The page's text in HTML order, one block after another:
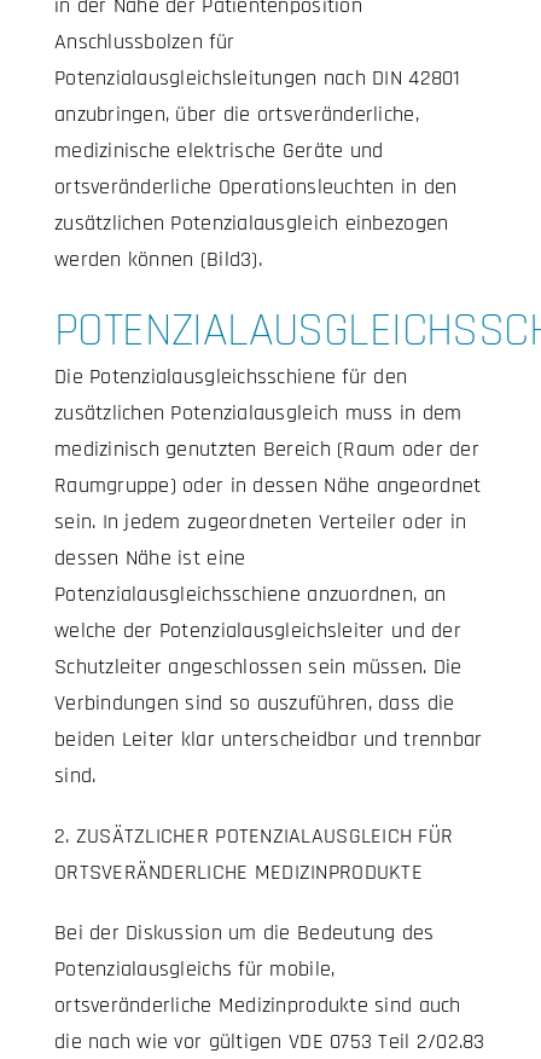
in der Nähe der Patientenposition
Anschlussbolzen für
Potenzialausgleichsleitungen nach DIN 42801
anzubringen, über die ortsveränderliche,
medizinische elektrische Geräte und
ortsveränderliche Operationsleuchten in den
zusätzlichen Potenzialausgleich einbezogen
werden können (Bild3).
Die Potenzialausgleichsschiene für den
zusätzlichen Potenzialausgleich muss in dem
medizinisch genutzten Bereich (Raum oder der
Raumgruppe) oder in dessen Nähe angeordnet
sein. In jedem zugeordneten Verteiler oder in
dessen Nähe ist eine
Potenzialausgleichsschiene anzuordnen, an
welche der Potenzialausgleichsleiter und der
Schutzleiter angeschlossen sein müssen. Die
Verbindungen sind so auszuführen, dass die
beiden Leiter klar unterscheidbar und trennbar
sind.
2. ZUSÄTZLICHER POTENZIALAUSGLEICH FÜR
ORTSVERÄNDERLICHE MEDIZINPRODUKTE
Bei der Diskussion um die Bedeutung des
Potenzialausgleichs für mobile,
ortsveränderliche Medizinprodukte sind auch
die nach wie vor gültigen VDE 0753 Teil 2/02.83